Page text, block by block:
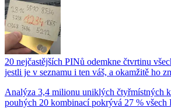
20 nejčastějších PINů odemkne čtvrtinu
jestli je v seznamu i ten váš, a okamžitě ho
Analýza 3,4 milionu uniklých čtyřmístných
pouhých 20 kombinací pokrývá 27 % všech